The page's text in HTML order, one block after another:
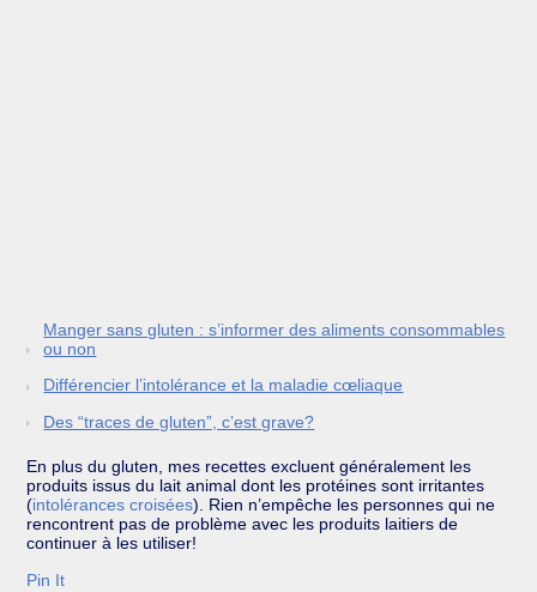
Manger sans gluten : s’informer des aliments consommables
ou non
Différencier l’intolérance et la maladie cœliaque
Des “traces de gluten”, c’est grave?
En plus du gluten, mes recettes excluent généralement les
produits issus du lait animal dont les protéines sont irritantes
(intolérances croisées). Rien n’empêche les personnes qui ne
rencontrent pas de problème avec les produits laitiers de
continuer à les utiliser!
Pin It